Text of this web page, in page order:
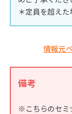
＊定員を超えた
情報元
備考
※こちらのセミ